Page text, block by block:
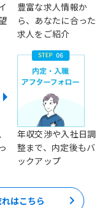
豊富な求人情報か
ら、あなたに合った
求人をご紹介
年収交渉や入社日調
整まで、内定後もバ
ックアップ
はこちら